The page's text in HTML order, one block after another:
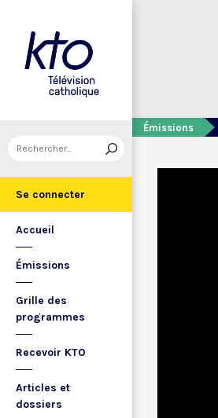
Se connecter
Accueil
Émissions
Grille des
programmes
Recevoir KTO
Articles et
dossiers
Émissions